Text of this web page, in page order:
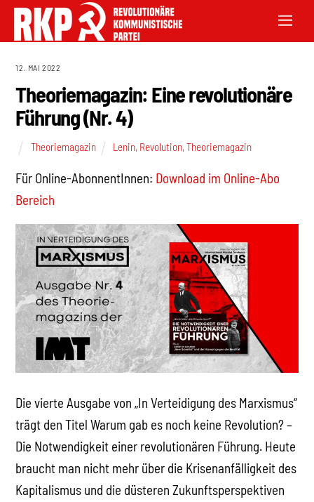
12. MAI 2022
Theoriemagazin: Eine revolutionäre
Führung (Nr. 4)
Theoriemagazin Lenin, Revolution,Theoriemagazin
Für Online-AbonnentInnen: Download im Online-Abo
Bereich
Die vierte Ausgabe von „In Verteidigung des Marxismus“
trägt den Titel Warum gab es noch keine Revolution? –
Die Notwendigkeit einer revolutionären Führung. Heute
braucht man nicht mehr über die Krisenanfälligkeit des
Kapitalismus und die düsteren Zukunftsperspektiven